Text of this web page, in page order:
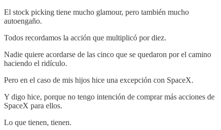
El stock picking tiene mucho glamour, pero también mucho
autoengaño.
Todos recordamos la acción que multiplicó por diez.
Nadie quiere acordarse de las cinco que se quedaron por el camino
haciendo el ridículo.
Pero en el caso de mis hijos hice una excepción con SpaceX.
Y digo hice, porque no tengo intención de comprar más acciones de
SpaceX para ellos.
Lo que tienen, tienen.